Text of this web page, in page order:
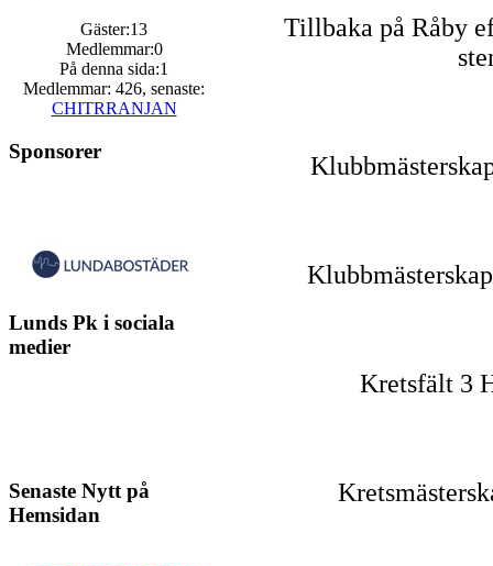
Gäster:13
Medlemmar:0
På denna sida:1
Medlemmar: 426, senaste:
CHITRRANJAN
Sponsorer
Lunds Pk i sociala
medier
Senaste Nytt på
Hemsidan
Tillbaka på Råby
Kretsfält 3